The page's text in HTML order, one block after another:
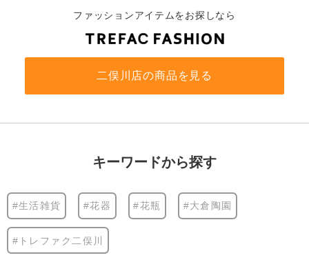
ファッションアイテムをお探しなら
二俣川店の商品を見る
キーワードから探す
#生活雑貨 #花器 #花瓶 #大倉陶園
#トレファク二俣川